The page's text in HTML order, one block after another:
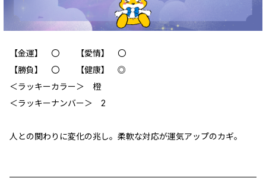
【金運】 〇 【愛情】 〇
【勝負】 〇 【健康】 ◎
＜ラッキーカラー＞ 橙
＜ラッキーナンバー＞ 2
人との関わりに変化の兆し。柔軟な対応が運気アップのカギ。